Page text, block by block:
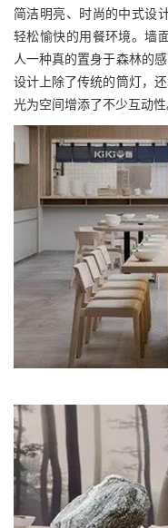
简洁明亮、时尚的中式设
轻松愉快的用餐环境。墙
人一种真的置身于森林的
设计上除了传统的筒灯，
光为空间增添了不少互动性